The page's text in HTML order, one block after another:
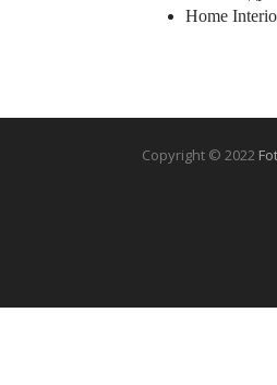
Home
Copyright © 2022